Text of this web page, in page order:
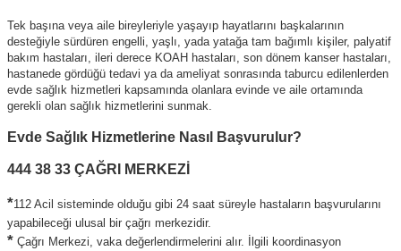
Tek başına veya aile bireyleriyle yaşayıp hayatlarını başkalarının
desteğiyle sürdüren engelli, yaşlı, yada yatağa tam bağımlı kişiler, palyatif
bakım hastaları, ileri derece KOAH hastaları, son dönem kanser hastaları,
hastanede gördüğü tedavi ya da ameliyat sonrasında taburcu edilenlerden
evde sağlık hizmetleri kapsamında olanlara evinde ve aile ortamında
gerekli olan sağlık hizmetlerini sunmak.
Evde Sağlık Hizmetlerine Nasıl Başvurulur?
444 38 33 ÇAĞRI MERKEZİ
*112 Acil sisteminde olduğu gibi 24 saat süreyle hastaların başvurularını
yapabileceği ulusal bir çağrı merkezidir.
* Çağrı Merkezi, vaka değerlendirmelerini alır. İlgili koordinasyon